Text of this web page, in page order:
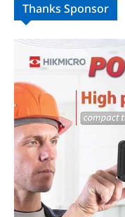
Thanks Sponsor